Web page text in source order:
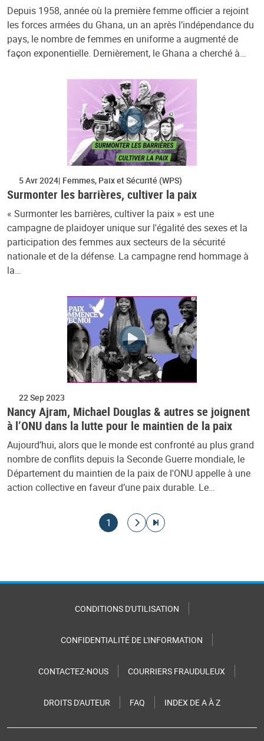
Depuis 1958, année où la première femme officier a rejoint
les forces armées du Ghana, un an après l’indépendance du
pays, le nombre de femmes en uniforme a augmenté de
façon exponentielle. Dernièrement, le Ghana a cherché à…
5 Avr 2024 Femmes, Paix et Sécurité (WPS)
Surmonter les barrières, cultiver la paix
« Surmonter les barrières, cultiver la paix » est une
campagne de plaidoyer unique sur l'égalité des sexes et la
participation des femmes aux secteurs de la sécurité
nationale et de la défense. La campagne rend hommage à
la…
22 Sep 2023
Nancy Ajram, Michael Douglas & autres se joignent
à l’ONU dans la lutte pour le maintien de la paix
Aujourd’hui, alors que le monde est confronté au plus grand
nombre de conflits depuis la Seconde Guerre mondiale, le
Département du maintien de la paix de l'ONU appelle à une
action collective en faveur d’une paix durable. Le…
Page courante
1
Aller à la page suivante
Aller à la dernière page
CONDITIONS D'UTILISATION
CONFIDENTIALITÉ DE L'INFORMATION
CONTACTEZ-NOUS COURRIERS FRAUDULEUX
DROITS D'AUTEUR FAQ INDEX DE A À Z